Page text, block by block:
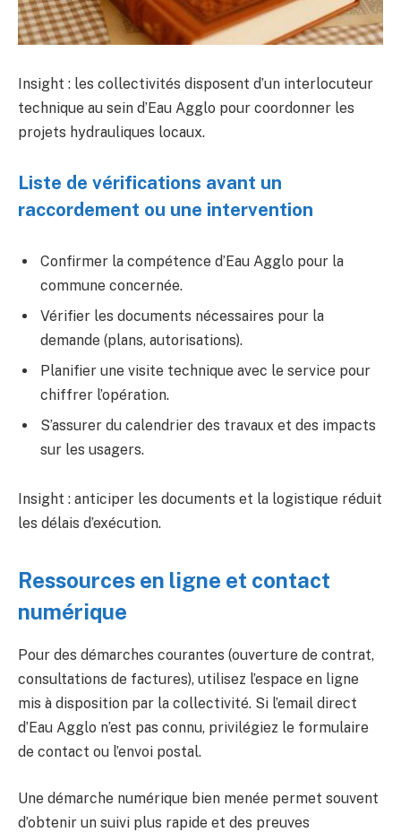
Insight : les collectivités disposent d’un interlocuteur
technique au sein d’Eau Agglo pour coordonner les
projets hydrauliques locaux.
Liste de vérifications avant un
raccordement ou une intervention
Confirmer la compétence d’Eau Agglo pour la
commune concernée.
Vérifier les documents nécessaires pour la
demande (plans, autorisations).
Planifier une visite technique avec le service pour
chiffrer l’opération.
S’assurer du calendrier des travaux et des impacts
sur les usagers.
Insight : anticiper les documents et la logistique réduit
les délais d’exécution.
Ressources en ligne et contact
numérique
Pour des démarches courantes (ouverture de contrat,
consultations de factures), utilisez l’espace en ligne
mis à disposition par la collectivité. Si l’email direct
d’Eau Agglo n’est pas connu, privilégiez le formulaire
de contact ou l’envoi postal.
Une démarche numérique bien menée permet souvent
d’obtenir un suivi plus rapide et des preuves